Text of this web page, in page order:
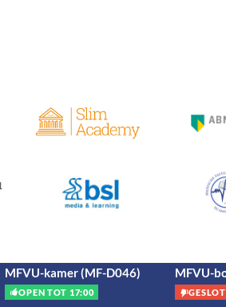
MFVU-kamer (MF-D046)
OPEN TOT 17:00
MFVU-